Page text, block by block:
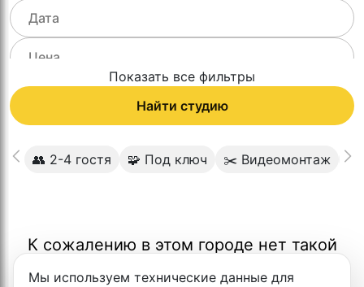
Показать все фильтры
Найти студию
👥 2-4 гостя 🧩 Под ключ ✂️ Видеомонтаж 🎬
К сожалению в этом городе нет такой
Мы используем технические данные для